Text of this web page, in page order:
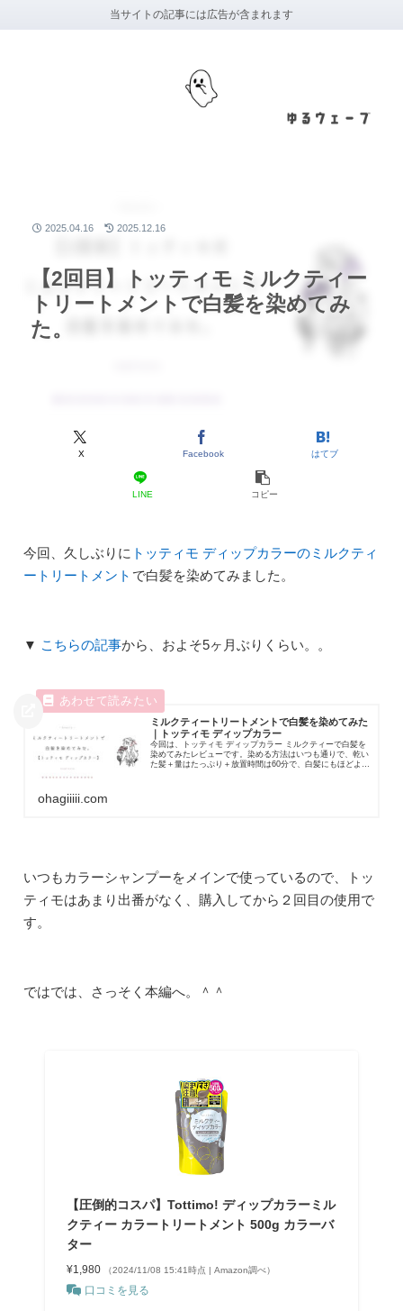
当サイトの記事には広告が含まれます
【2回目】トッティモ ミルクティー
トリートメントで白髪を染めてみ
た。
X Facebook はてブ
LINE コピー
2025.04.16 2025.12.16
今回、久しぶりに トッティモ ディップカラーのミルクティ
ートリートメント で白髪を染めてみました。
▼ こちらの記事から、およそ5ヶ月ぶりくらい。。
ミルクティートリートメントで白髪を染めてみた
｜トッティモ ディップカラー
今回は、トッティモ ディップカラー ミルクティーで白髪を
染めてみたレビューです。染める方法はいつも通りで、乾い
た髪＋量はたっぷり＋放置時間は60分で、白髪にもほどよく
ohagiiiii.com
いつもカラーシャンプーをメインで使っているので、トッ
ティモはあまり出番がなく、購入してから２回目の使用で
す。
ではでは、さっそく本編へ。＾＾
【圧倒的コスパ】Tottimo! ディップカラーミル
クティー カラートリートメント 500g カラーバ
ター
¥1,980 （2024/11/08 15:41時点 | Amazon調べ）
口コミを見る